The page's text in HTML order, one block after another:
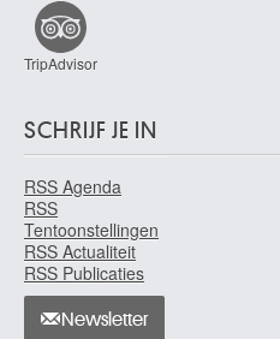
TripAdvisor
SCHRIJF JE IN
RSS Agenda
RSS
Tentoonstellingen
RSS Actualiteit
RSS Publicaties
Newsletter